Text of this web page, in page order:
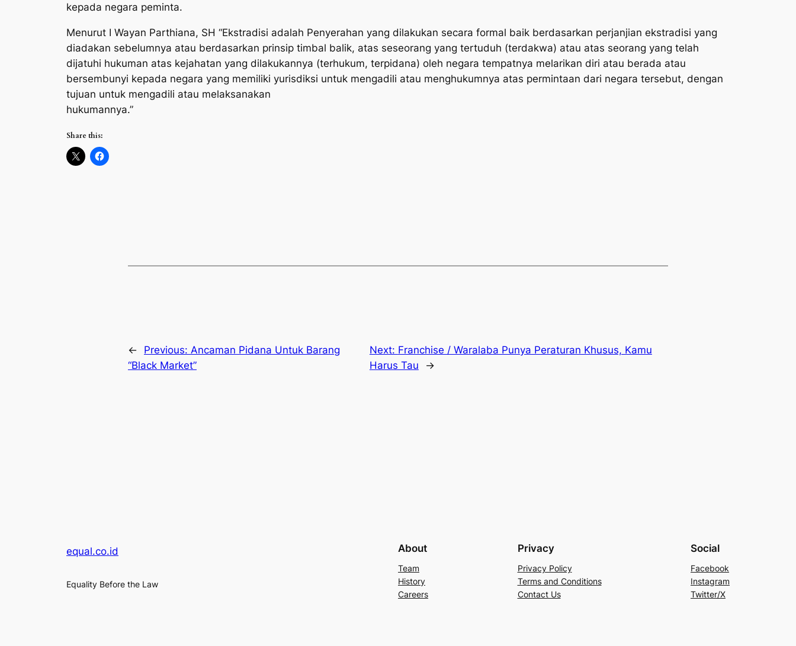
kepada negara peminta.
Menurut I Wayan Parthiana, SH “Ekstradisi adalah Penyerahan yang dilakukan secara formal baik berdasarkan perjanjian ekstradisi yang
diadakan sebelumnya atau berdasarkan prinsip timbal balik, atas seseorang yang tertuduh (terdakwa) atau atas seorang yang telah
dijatuhi hukuman atas kejahatan yang dilakukannya (terhukum, terpidana) oleh negara tempatnya melarikan diri atau berada atau
bersembunyi kepada negara yang memiliki yurisdiksi untuk mengadili atau menghukumnya atas permintaan dari negara tersebut, dengan
tujuan untuk mengadili atau melaksanakan
hukumannya.”
Share this:
← Previous: Ancaman Pidana Untuk Barang
“Black Market”
Next: Franchise / Waralaba Punya Peraturan Khusus, Kamu
Harus Tau
→
equal.co.id
Equality Before the Law
About
Team
History
Careers
Privacy
Privacy Policy
Terms and Conditions
Contact Us
Social
Facebook
Instagram
Twitter/X